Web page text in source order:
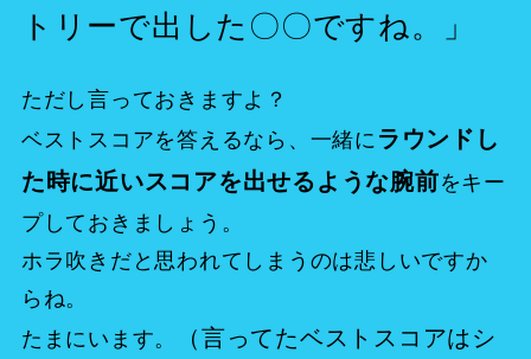
トリーで出した〇〇ですね。」
ただし言っておきますよ？
ベストスコアを答えるなら、一緒にラウンドし
た時に近いスコアを出せるような腕前をキー
プしておきましょう。
ホラ吹きだと思われてしまうのは悲しいですか
らね。
たまにいます。
（言ってたベストスコアはシ